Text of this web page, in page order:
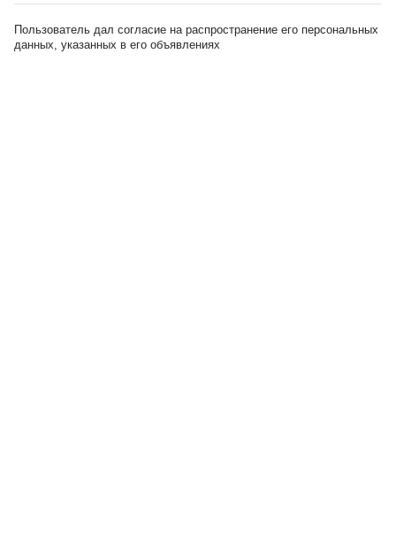
Пользователь дал согласие на распространение его персональных
данных, указанных в его объявлениях